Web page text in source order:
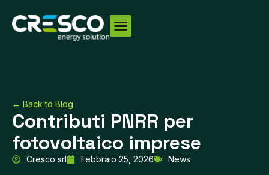
← Back to Blog
Contributi PNRR per
fotovoltaico imprese
Cresco srl Febbraio 25, 2026 News